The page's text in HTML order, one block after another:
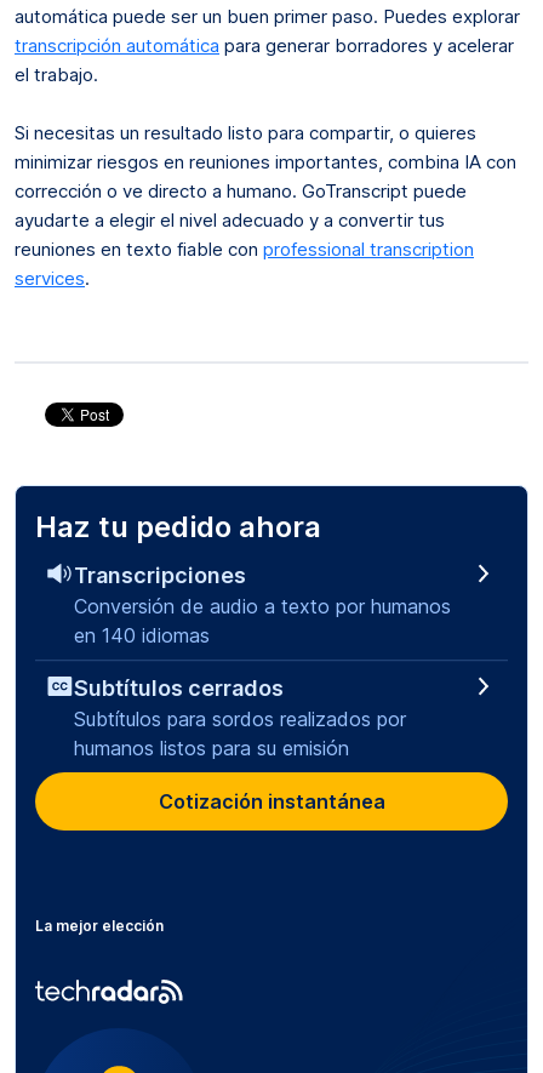
automática puede ser un buen primer paso. Puedes explorar
transcripción automática para generar borradores y acelerar
el trabajo.
Si necesitas un resultado listo para compartir, o quieres
minimizar riesgos en reuniones importantes, combina IA con
corrección o ve directo a humano. GoTranscript puede
ayudarte a elegir el nivel adecuado y a convertir tus
reuniones en texto fiable con professional transcription
services.
Haz tu pedido ahora
Transcripciones
Conversión de audio a texto por humanos
en 140 idiomas
Subtítulos cerrados
Subtítulos para sordos realizados por
humanos listos para su emisión
Cotización instantánea
La mejor elección